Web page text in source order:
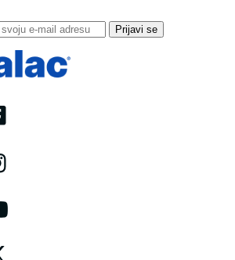
Prijavi se